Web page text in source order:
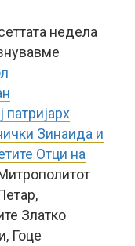
недела
патријарх
Зинаида и
Отци на
Златко
Гоце